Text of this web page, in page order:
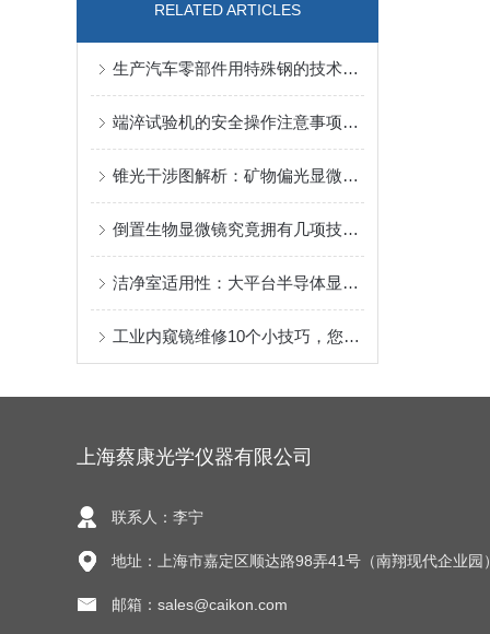
RELATED ARTICLES
生产汽车零部件用特殊钢的技术控制所涉及的金相显微镜，端淬机，硬度计，光谱仪等检验设备
端淬试验机的安全操作注意事项有哪些？
锥光干涉图解析：矿物偏光显微镜测定晶体光性方位的关键
倒置生物显微镜究竟拥有几项技术作用
洁净室适用性：大平台半导体显微镜的防尘与低振动设计要点
工业内窥镜维修10个小技巧，您都了解吗？
上海蔡康光学仪器有限公司
联系人：李宁
地址：上海市嘉定区顺达路98弄41号（南翔现代企业园
邮箱：sales@caikon.com